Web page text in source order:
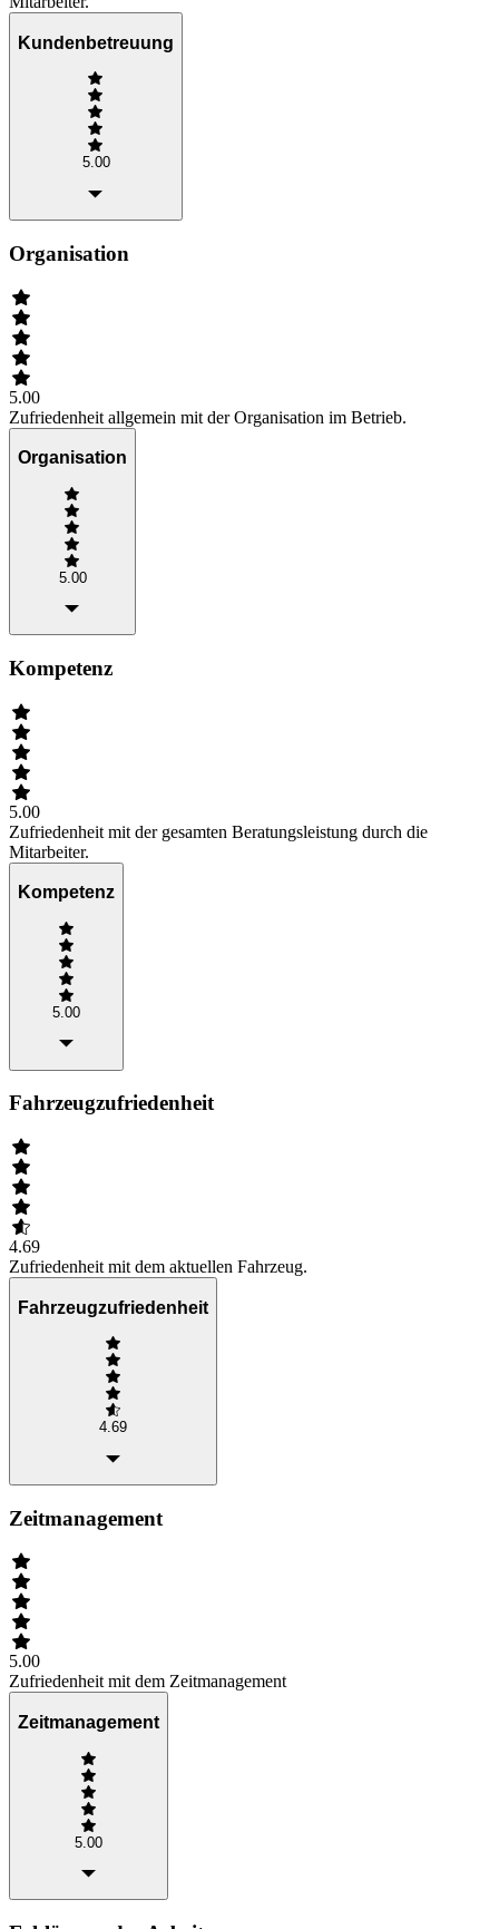
Kundenbetreuung
5.00
Organisation
5.00
Zufriedenheit allgemein mit der Organisation im Betrieb.
Organisation
5.00
Kompetenz
5.00
Zufriedenheit mit der gesamten Beratungsleistung durch die
Mitarbeiter.
Kompetenz
5.00
Fahrzeugzufriedenheit
4.69
Zufriedenheit mit dem aktuellen Fahrzeug.
Fahrzeugzufriedenheit
4.69
Zeitmanagement
5.00
Zufriedenheit mit dem Zeitmanagement
Zeitmanagement
5.00